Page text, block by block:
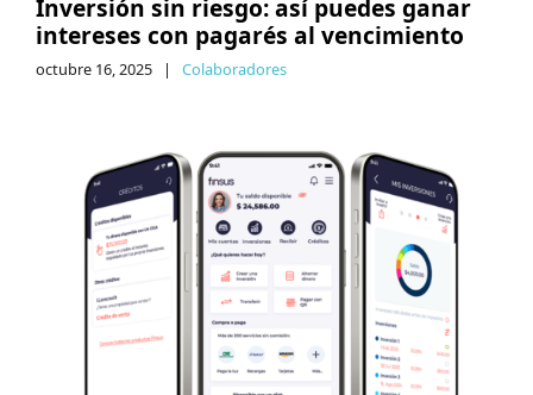
Inversión sin riesgo: así puedes ganar
intereses con pagarés al vencimiento
octubre 16, 2025 | Colaboradores